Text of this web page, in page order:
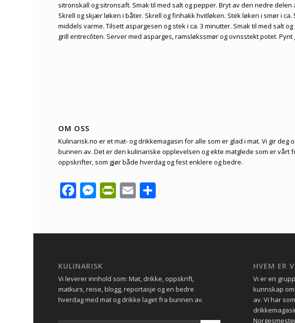
sitronskall og sitronsaft. Smak til med salt og pepper. Bryt av den nedre delen
Skrell og skjær løken i båter. Skrell og finhakk hvitløken. Stek løken i smør i ca.
middels varme. Tilsett aspargesen og stek i ca. 3 minutter. Smak til med salt
grill entrecôten. Server med asparges, ramsløkssmør og ovnsstekt potet. Pynt
OM OSS
Kulinarisk.no er et mat- og drikkemagasin for alle som er glad i mat. Vi gir
bunnen av. Det er den kulinariske opplevelsen og ekte matglede som er vårt
oppskrifter, som gjør både hverdag og fest enklere og bedre.
Facebook
Messenger
PrintFriendly
Email
KULINARISK
Vi leverer innhold som: Mat, drikke, oppskrift,
matkurs, reise, blogg, reportasje og en bedre
hverdag med mat og drikke laget fra bunnen av.
HVEM ER
Vi er en
kunnskap
av. Vi har